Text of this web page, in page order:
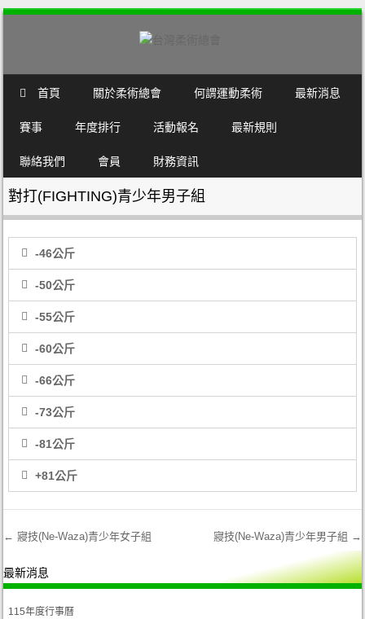
MENU
SKIP TO CONTENT
首頁 關於柔術總會 何謂運動柔術 最新消息
賽事 年度排行 活動報名 最新規則
聯絡我們 會員 財務資訊
對打(FIGHTING)青少年男子組
-46公斤
-50公斤
-55公斤
-60公斤
-66公斤
-73公斤
-81公斤
+81公斤
Post navigation
← 寢技(Ne-Waza)青少年女子組 寢技(Ne-Waza)青少年男子組 →
最新消息
115年度行事曆